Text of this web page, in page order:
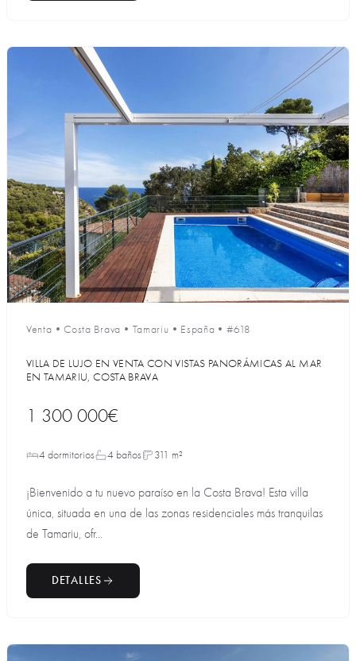
Venta •Costa Brava • Tamariu • España •#618
VILLA DE LUJO EN VENTA CON VISTAS PANORÁMICAS AL MAR
EN TAMARIU, COSTA BRAVA
1 300 000€
4 dormitorios 4 baños 311 m²
¡Bienvenido a tu nuevo paraíso en la Costa Brava! Esta villa
única, situada en una de las zonas residenciales más tranquilas
de Tamariu, ofr...
DETALLES